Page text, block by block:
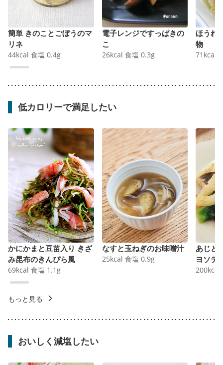
簡単 きのことごぼうのマ
リネ
44kcal 食塩 0.4g
電子レンジですっぱきの
こ
26kcal 食塩 0.3g
ほうれ
物
71 kcal
低カロリーで満足したい
かにかまと豆苗入り きざ
み昆布のきんぴら風
69kcal 食塩 1.1 g
なすと玉ねぎのお味噌汁
25kcal 食塩 0.9g
あじと
ヨソテ
200kcal
もっと見る
おいしく減塩したい